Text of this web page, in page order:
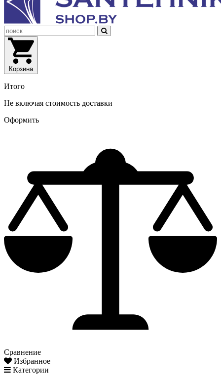
Корзина
Итого
Не включая стоимость доставки
Оформить
Сравнение
Избранное
Категории